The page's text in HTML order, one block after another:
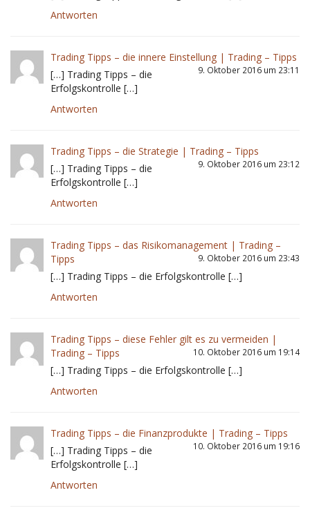
Antworten
Trading Tipps – die innere Einstellung | Trading – Tipps
9. Oktober 2016 um 23:11
[…] Trading Tipps – die
Erfolgskontrolle […]
Antworten
Trading Tipps – die Strategie | Trading – Tipps
9. Oktober 2016 um 23:12
[…] Trading Tipps – die
Erfolgskontrolle […]
Antworten
Trading Tipps – das Risikomanagement | Trading –
Tipps
9. Oktober 2016 um 23:43
[…] Trading Tipps – die Erfolgskontrolle […]
Antworten
Trading Tipps – diese Fehler gilt es zu vermeiden |
Trading – Tipps
10. Oktober 2016 um 19:14
[…] Trading Tipps – die Erfolgskontrolle […]
Antworten
Trading Tipps – die Finanzprodukte | Trading – Tipps
10. Oktober 2016 um 19:16
[…] Trading Tipps – die
Erfolgskontrolle […]
Antworten